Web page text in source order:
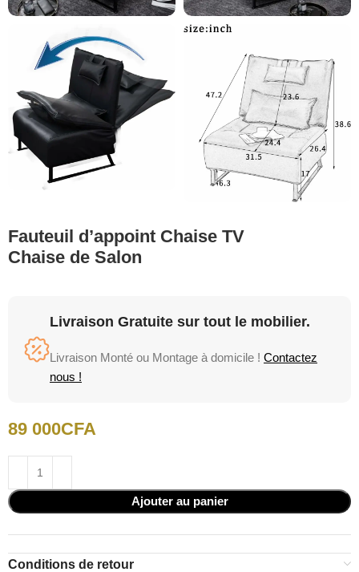
Fauteuil d’appoint Chaise TV
Chaise de Salon
Livraison Gratuite sur tout le mobilier.
Livraison Monté ou Montage à domicile !Contactez
nous !
89 000CFA
Ajouter au panier
Conditions de retour